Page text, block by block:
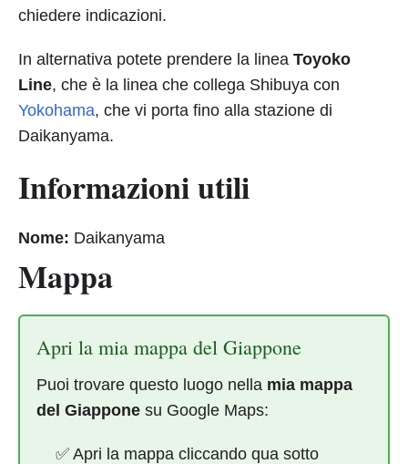
chiedere indicazioni.
In alternativa potete prendere la linea Toyoko
Line, che è la linea che collega Shibuya con
Yokohama, che vi porta fino alla stazione di
Daikanyama.
Informazioni utili
Nome: Daikanyama
Mappa
Apri la mia mappa del Giappone
Puoi trovare questo luogo nella mia mappa
del Giappone su Google Maps:
✅ Apri la mappa cliccando qua sotto